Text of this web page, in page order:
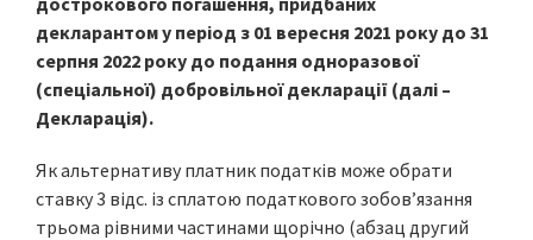
декларантом у період з 01 вересня 2021 року до 31
серпня 2022 року до подання одноразової
(спеціальної) добровільної декларації (далі –
Декларація).
Як альтернативу платник податків може обрати
ставку 3 відс. із сплатою податкового зобов’язання
трьома рівними частинами щорічно (абзац другий